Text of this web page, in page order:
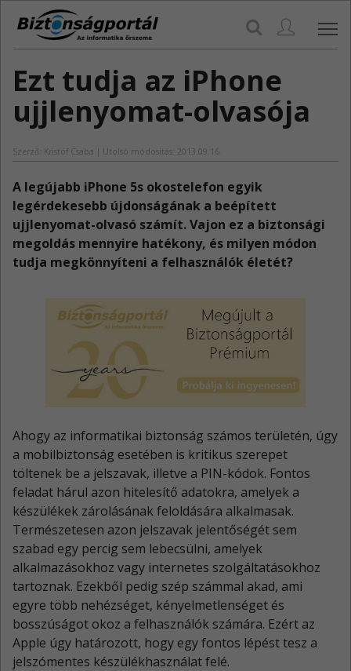
Ezt tudja az iPhone
ujjlenyomat-olvasója
Szerző: Kristóf Csaba | Utolsó módosítás: 2013.09.16.
A legújabb iPhone 5s okostelefon egyik
legérdekesebb újdonságának a beépített
ujjlenyomat-olvasó számít. Vajon ez a biztonsági
megoldás mennyire hatékony, és milyen módon
tudja megkönnyíteni a felhasználók életét?
Ahogy az informatikai biztonság számos területén, úgy
a mobilbiztonság esetében is kritikus szerepet
töltenek be a jelszavak, illetve a PIN-kódok. Fontos
feladat hárul azon hitelesítő adatokra, amelyek a
készülékek zárolásának feloldására alkalmasak.
Természetesen azon jelszavak jelentőségét sem
szabad egy percig sem lebecsülni, amelyek
alkalmazásokhoz vagy internetes szolgáltatásokhoz
tartoznak. Ezekből pedig szép számmal akad, ami
egyre több nehézséget, kényelmetlenséget és
bosszúságot okoz a felhasználók számára. Ezért az
Apple úgy határozott, hogy egy fontos lépést tesz a
jelszómentes készülékhasználat felé.